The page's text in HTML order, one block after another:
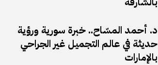
د. أحمد المسّاح.. خبرة سورية ورؤية
حديثة في عالم التجميل غير الجراحي
بالإمارات